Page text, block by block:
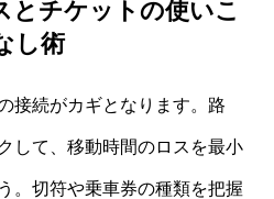
とチケットの使いこ
し術
接続がカギとなります。路
して、移動時間のロスを最小
。切符や乗車券の種類を把握